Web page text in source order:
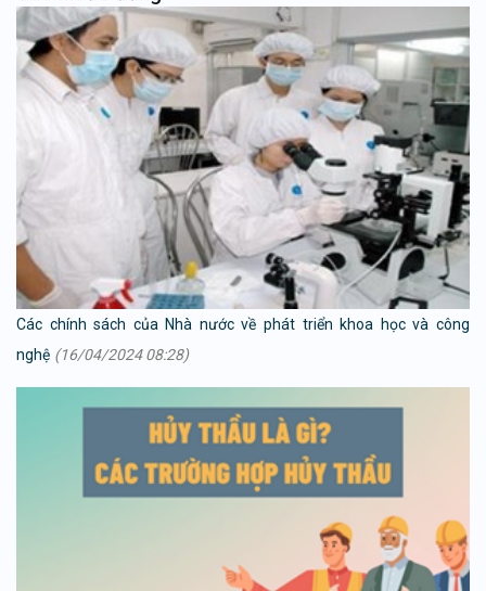
Các chính sách của Nhà nước về phát triển khoa học và công
nghệ (16/04/2024 08:28)